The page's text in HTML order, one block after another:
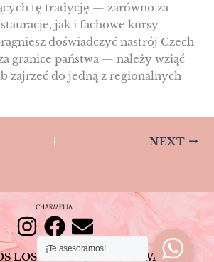
tę tradycję — zarówno za
jak i fachowe kursy
doświadczyć nastrój Czech
granice państwa — należy wziąć
zajrzeć do jedną z regionalnych
NEXT
I
F E
LOS DERECHOS RESERVADOS
¡Te asesoramos!